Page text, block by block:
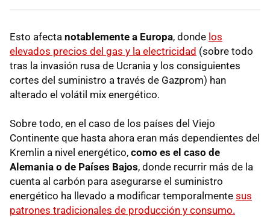
Esto afecta notablemente a Europa, donde los
elevados precios del gas y la electricidad (sobre todo
tras la invasión rusa de Ucrania y los consiguientes
cortes del suministro a través de Gazprom) han
alterado el volátil mix energético.
Sobre todo, en el caso de los países del Viejo
Continente que hasta ahora eran más dependientes del
Kremlin a nivel energético, como es el caso de
Alemania o de Países Bajos, donde recurrir más de la
cuenta al carbón para asegurarse el suministro
energético ha llevado a modificar temporalmente sus
patrones tradicionales de producción y consumo.